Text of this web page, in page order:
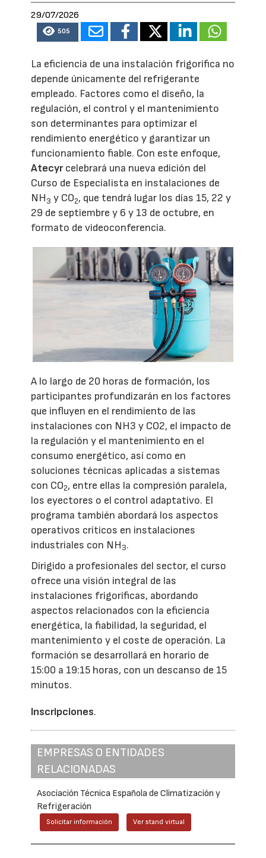
29/07/2026
505
La eficiencia de una instalación frigorífica no
depende únicamente del refrigerante
empleado. Factores como el diseño, la
regulación, el control y el mantenimiento
son determinantes para optimizar el
rendimiento energético y garantizar un
funcionamiento fiable. Con este enfoque,
Atecyrcelebrará una nueva edición del
Curso de Especialista en instalaciones de
NH3 y CO2, que tendrá lugar los días 15, 22 y
29 de septiembre y 6 y 13 de octubre, en
formato de videoconferencia.
A lo largo de 20 horas de formación, los
participantes profundizarán en los factores
que influyen en el rendimiento de las
instalaciones con NH3 y CO2, el impacto de
la regulación y el mantenimiento en el
consumo energético, así como en
soluciones técnicas aplicadas a sistemas
con CO2, entre ellas la compresión paralela,
los eyectores o el control adaptativo. El
programa también abordará los aspectos
operativos críticos en instalaciones
industriales con NH3.
Dirigido a profesionales del sector, el curso
ofrece una visión integral de las
instalaciones frigoríficas, abordando
aspectos relacionados con la eficiencia
energética, la fiabilidad, la seguridad, el
mantenimiento y el coste de operación. La
formación se desarrollará en horario de
15:00 a 19:15 horas, con un descanso de 15
minutos.
Inscripciones.
EMPRESAS O ENTIDADES
RELACIONADAS
Asociación Técnica Española de Climatización y
Refrigeración
Solicitar información Ver stand virtual